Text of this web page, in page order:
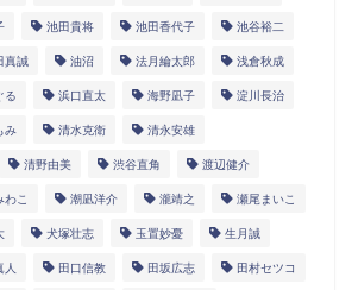
池田貴将 池田香代子 池谷裕二
真誠 油沼 法月綸太郎 浅倉秋成
る 浜口直太 海野凪子 淀川長治
み 清水克衛 清永安雄
清野由美 渋谷直角 渡辺健介
わこ 潮凪洋介 瀧靖之 瀬尾まいこ
犬塚壮志 玉置妙憂 生月誠
人 田口信教 田坂広志 田村セツコ